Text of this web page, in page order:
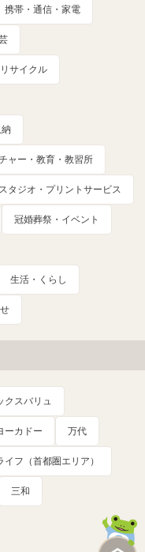
携帯・通信・家電
リサイクル
ャー・教育・教習所
タジオ・プリントサービス
冠婚葬祭・イベント
生活・くらし
クスバリュ
ーカドー 万代
イフ（首都圏エリア）
三和